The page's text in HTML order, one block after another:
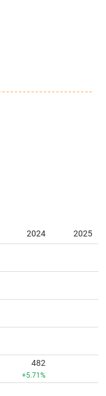
2024
2025
482
+5.71%